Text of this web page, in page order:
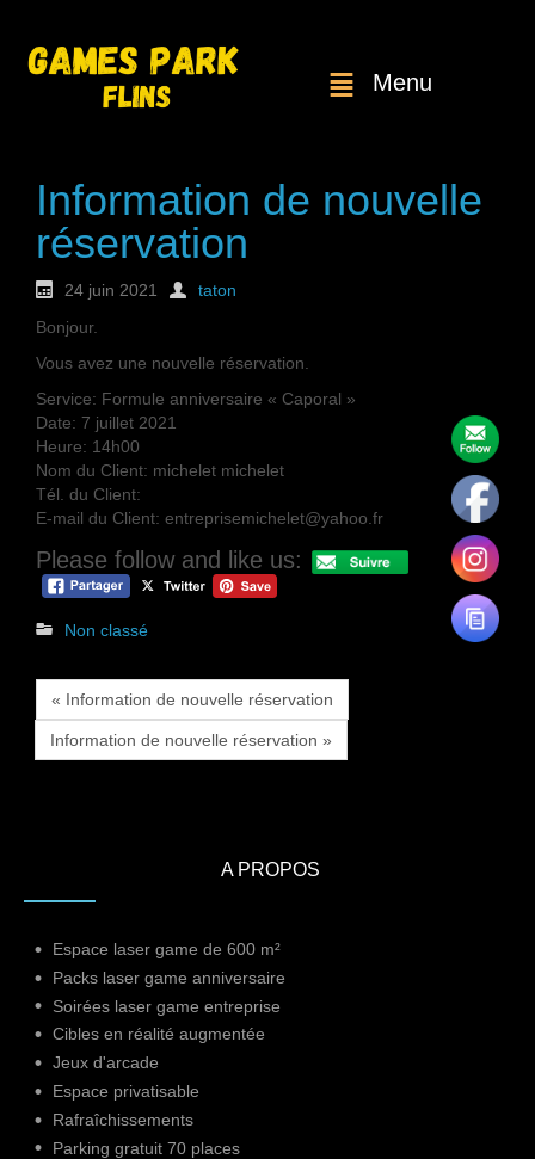
Menu
Information de nouvelle
réservation
24 juin 2021
taton
Bonjour.
Vous avez une nouvelle réservation.
Service: Formule anniversaire « Caporal »
Date: 7 juillet 2021
Heure: 14h00
Nom du Client: michelet michelet
Tél. du Client:
E-mail du Client: entreprisemichelet@yahoo.fr
Please follow and like us:
Non classé
« Information de nouvelle réservation
Information de nouvelle réservation »
A PROPOS
Espace laser game de 600 m²
Packs laser game anniversaire
Soirées laser game entreprise
Cibles en réalité augmentée
Jeux d'arcade
Espace privatisable
Rafraîchissements
Parking gratuit 70 places